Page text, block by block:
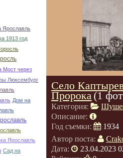
Ярославль
1913 год
Мост через
Люксембург
Дом на
Ярославль
Сад на
Село
Пророка(1
Категория:
Описание:
Год съемки:
1934
Автор поста:
Дата:
23.04.2023